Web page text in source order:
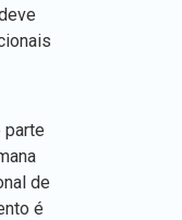
parte
de
é